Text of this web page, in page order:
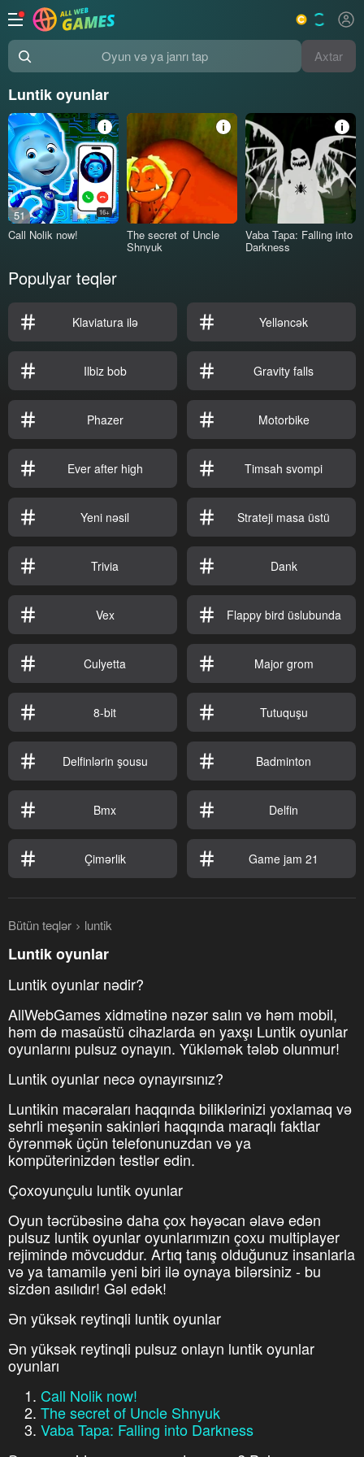
Oyun və ya janrı tap Axtar
Luntik oyunlar
51 16+
Call Nolik now! The secret of Uncle
Shnyuk
Vaba Tapa: Falling into
Darkness
Populyar teqlər
Klaviatura ilə Yelləncək
Ilbiz bob Gravity falls
Phazer Motorbike
Ever after high Timsah svompi
Yeni nəsil Strateji masa üstü
Trivia Dank
Vex Flappy bird üslubunda
Culyetta Major grom
8-bit Tutuquşu
Delfinlərin şousu Badminton
Bmx Delfin
Çimərlik Game jam 21
Bütün teqlər luntik
Luntik oyunlar
Luntik oyunlar nədir?
AllWebGames xidmətinə nəzər salın və həm mobil,
həm də masaüstü cihazlarda ən yaxşı Luntik oyunlar
oyunlarını pulsuz oynayın. Yükləmək tələb olunmur!
Luntik oyunlar necə oynayırsınız?
Luntikin macəraları haqqında biliklərinizi yoxlamaq və
sehrli meşənin sakinləri haqqında maraqlı faktlar
öyrənmək üçün telefonunuzdan və ya
kompüterinizdən testlər edin.
Çoxoyunçulu luntik oyunlar
Oyun təcrübəsinə daha çox həyəcan əlavə edən
pulsuz luntik oyunlar oyunlarımızın çoxu multiplayer
rejimində mövcuddur. Artıq tanış olduğunuz insanlarla
və ya tamamilə yeni biri ilə oynaya bilərsiniz - bu
sizdən asılıdır! Gəl edək!
Ən yüksək reytinqli luntik oyunlar
Ən yüksək reytinqli pulsuz onlayn luntik oyunlar
oyunları
Call Nolik now!
The secret of Uncle Shnyuk
Vaba Tapa: Falling into Darkness